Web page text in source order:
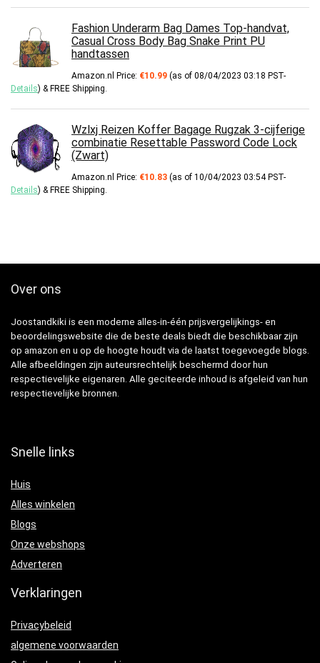
Fashion Underarm Bag Dames Top-handvat,
Casual Cross Body Bag Snake Print PU
handtassen
Amazon.nl Price: €10.99 (as of 08/04/2023 03:18 PST-
Details) & FREE Shipping.
Wzlxj Reizen Koffer Bagage Rugzak 3-cijferige
combinatie Resettable Password Code Lock
(Zwart)
Amazon.nl Price: €10.83 (as of 10/04/2023 03:54 PST-
Details) & FREE Shipping.
Over ons
Joostandkiki is een moderne alles-in-één prijsvergelijkings- en
beoordelingswebsite die de beste deals biedt die beschikbaar zijn
op amazon en u op de hoogte houdt via de laatst toegevoegde blogs.
Alle afbeeldingen zijn auteursrechtelijk beschermd door hun
respectievelijke eigenaren. Alle geciteerde inhoud is afgeleid van hun
respectievelijke bronnen.
Snelle links
Huis
Alles winkelen
Blogs
Onze webshops
Adverteren
Verklaringen
Privacybeleid
algemene voorwaarden